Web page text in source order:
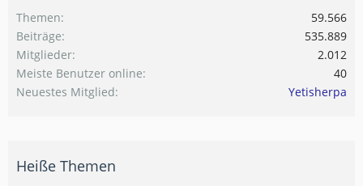
Themen
59.566
Beiträge
535.889
Mitglieder
2.012
Meiste Benutzer online
40
Neuestes Mitglied
Yetisherpa
Heiße Themen